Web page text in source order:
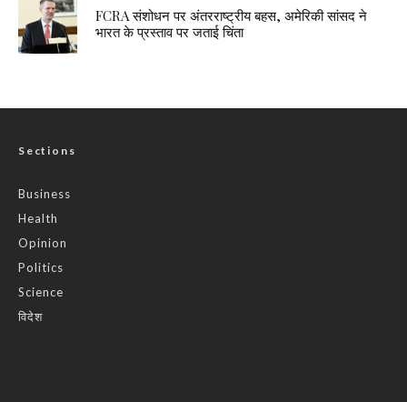
FCRA संशोधन पर अंतरराष्ट्रीय बहस, अमेरिकी सांसद ने
भारत के प्रस्ताव पर जताई चिंता
Sections
Business
Health
Opinion
Politics
Science
विदेश